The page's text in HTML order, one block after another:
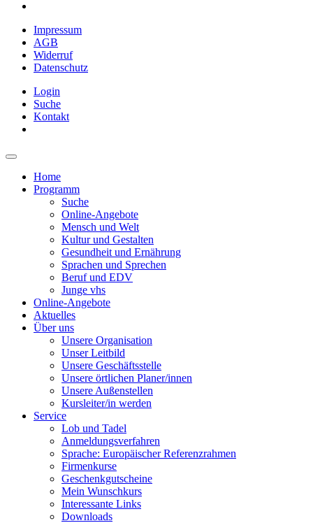
Impressum
AGB
Widerruf
Datenschutz
Login
Suche
Kontakt
Home
Programm
Suche
Online-Angebote
Mensch und Welt
Kultur und Gestalten
Gesundheit und Ernährung
Sprachen und Sprechen
Beruf und EDV
Junge vhs
Online-Angebote
Aktuelles
Über uns
Unsere Organisation
Unser Leitbild
Unsere Geschäftsstelle
Unsere örtlichen Planer/innen
Unsere Außenstellen
Kursleiter/in werden
Service
Lob und Tadel
Anmeldungsverfahren
Sprache: Europäischer Referenzrahmen
Firmenkurse
Geschenkgutscheine
Mein Wunschkurs
Interessante Links
Downloads